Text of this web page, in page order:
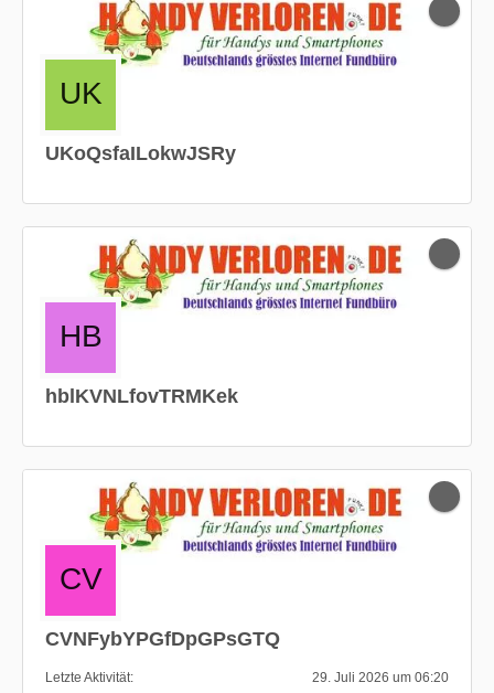
UKoQsfaILokwJSRy
hblKVNLfovTRMKek
CVNFybYPGfDpGPsGTQ
Letzte Aktivität 29. Juli 2026 um 06:20